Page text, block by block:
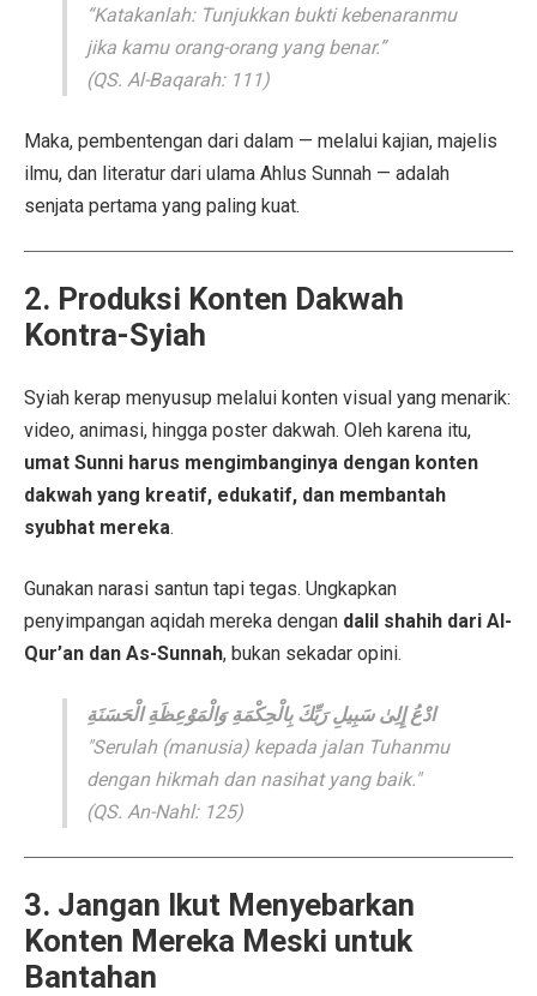
“Katakanlah: Tunjukkan bukti kebenaranmu
jika kamu orang-orang yang benar.”
(QS. Al-Baqarah: 111)
Maka, pembentengan dari dalam — melalui kajian, majelis
ilmu, dan literatur dari ulama Ahlus Sunnah — adalah
senjata pertama yang paling kuat.
2. Produksi Konten Dakwah
Kontra-Syiah
Syiah kerap menyusup melalui konten visual yang menarik:
video, animasi, hingga poster dakwah. Oleh karena itu,
umat Sunni harus mengimbanginya dengan konten
dakwah yang kreatif, edukatif, dan membantah
syubhat mereka.
Gunakan narasi santun tapi tegas. Ungkapkan
penyimpangan aqidah mereka dengan dalil shahih dari Al-
Qur’an dan As-Sunnah, bukan sekadar opini.
ادْعُ إِلِىٰ سَبِيلِ رَبِّكَ بِالْحِكْمَةِ وَالْمَوْعِظَةِ الْحَسَنَةِ
"Serulah (manusia) kepada jalan Tuhanmu
dengan hikmah dan nasihat yang baik."
(QS. An-Nahl: 125)
3. Jangan Ikut Menyebarkan
Konten Mereka Meski untuk
Bantahan